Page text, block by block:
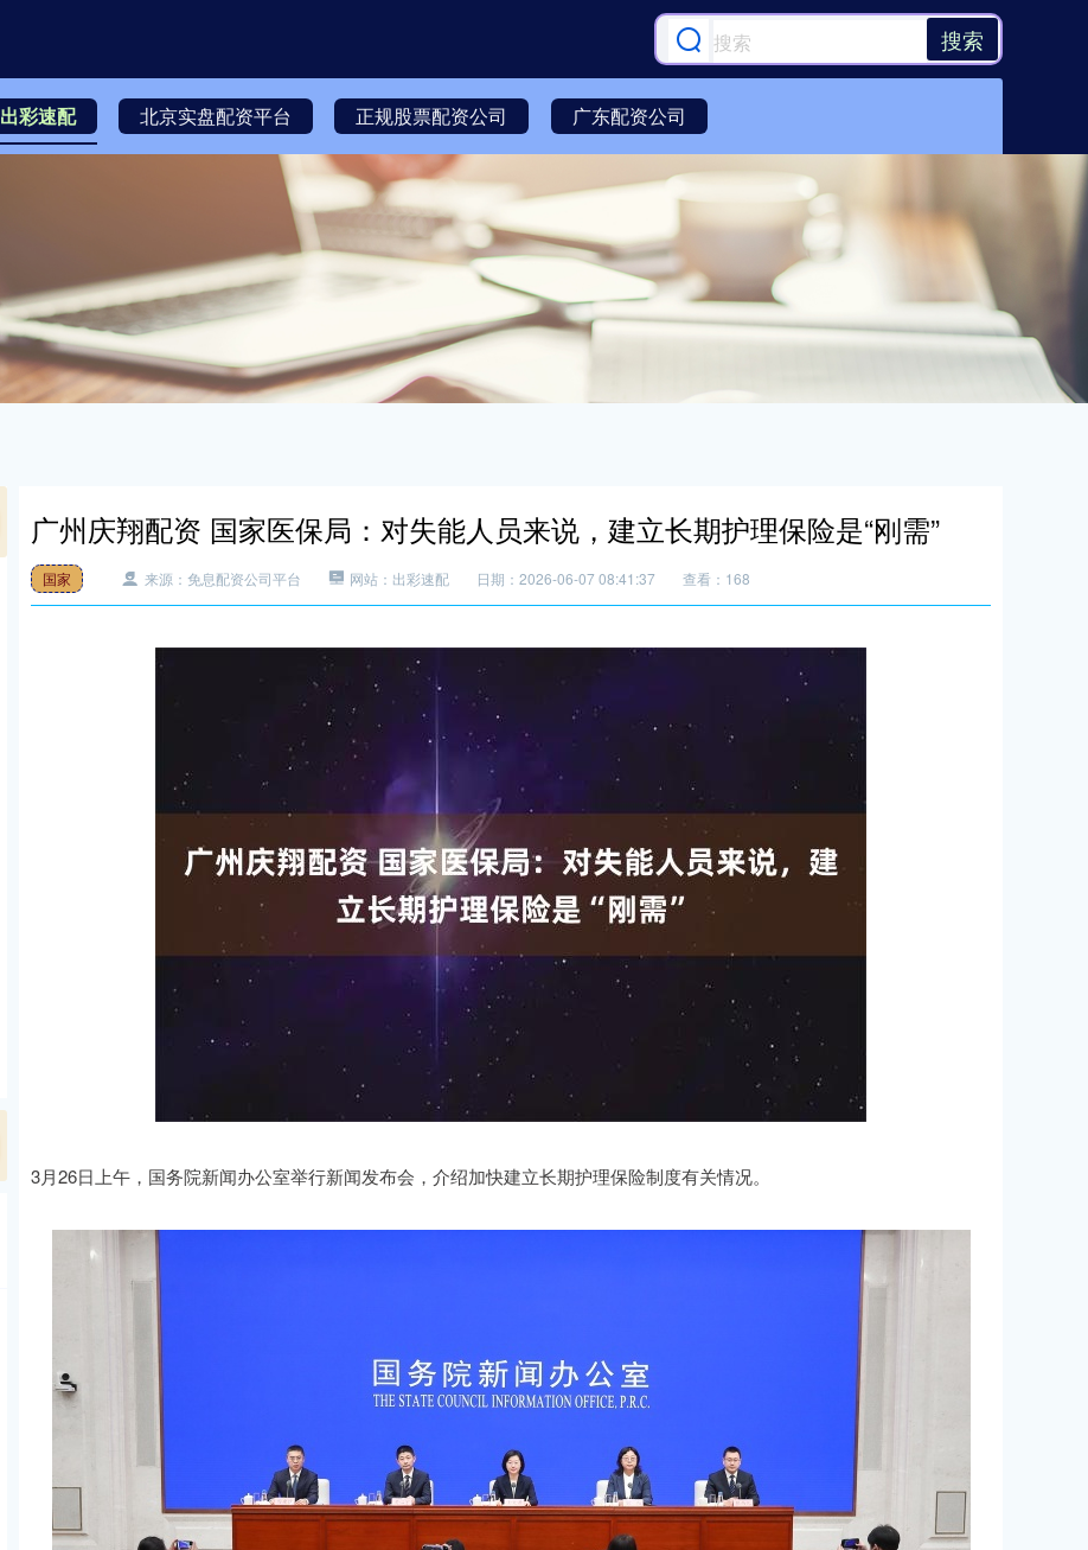
搜索
出彩速配 北京实盘配资平台 正规股票配资公司 广东配资公司
广州庆翔配资 国家医保局：对失能人员来说，建立长期护理保险是“刚需”
国家 来源：免息配资公司平台 网站：出彩速配 日期：2026-06-07 08:41:37 查看：168
3月26日上午，国务院新闻办公室举行新闻发布会，介绍加快建立长期护理保险制度有关情况。